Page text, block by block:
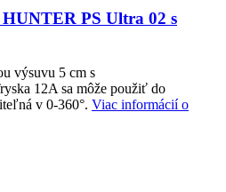
PS Ultra 02 s
výsuvu 5 cm s
12A sa môže použiť do
v 0-360°. Viac informácií o